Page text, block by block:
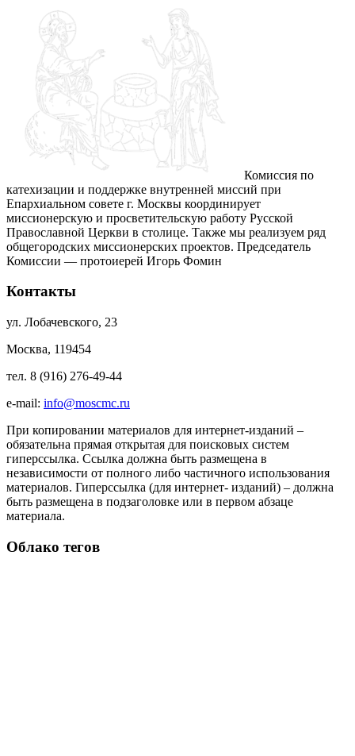
Комиссия по
катехизации и поддержке внутренней миссий при
Епархиальном совете г. Москвы координирует
миссионерскую и просветительскую работу Русской
Православной Церкви в столице. Также мы реализуем ряд
общегородских миссионерских проектов. Председатель
Комиссии — протоиерей Игорь Фомин
Контакты
ул. Лобачевского, 23
Москва, 119454
тел. 8 (916) 276-49-44
e-mail: info@moscmc.ru
При копировании материалов для интернет-изданий –
обязательна прямая открытая для поисковых систем
гиперссылка. Ссылка должна быть размещена в
независимости от полного либо частичного использования
материалов. Гиперссылка (для интернет- изданий) – должна
быть размещена в подзаголовке или в первом абзаце
материала.
Облако тегов